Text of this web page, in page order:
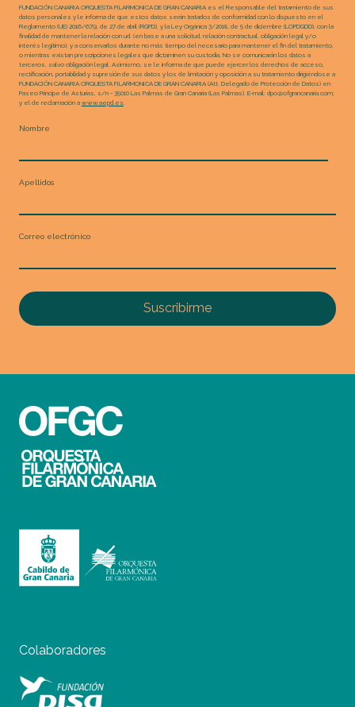
FUNDACIÓN CANARIA ORQUESTA FILARMONICA DE GRAN CANARIA es el Responsable del tratamiento de sus
datos personales y le informa de que estos datos serán tratados de conformidad con lo dispuesto en el
Reglamento (UE) 2016/679, de 27 de abril (RGPD), y la Ley Orgánica 3/2018, de 5 de diciembre (LOPDGDD), con la
finalidad de mantener la relación con ud. (en base a una solicitud, relación contractual, obligación legal y/o
interés legítimo); y a conservarlos durante no más tiempo del necesario para mantener el fin del tratamiento,
o mientras existan prescripciones legales que dictaminen su custodia. No se comunicarán los datos a
terceros, salvo obligación legal. Asimismo, se le informa de que puede ejercer los derechos de acceso,
rectificación, portabilidad y supresión de sus datos y los de limitación y oposición a su tratamiento dirigiéndose a
FUNDACIÓN CANARIA ORQUESTA FILARMONICA DE GRAN CANARIA (Att. Delegado de Protección de Datos) en
Paseo Príncipe de Asturias, s/n - 35010 Las Palmas de Gran Canaria (Las Palmas). E-mail: dpo@ofgrancanaria.com;
y el de reclamación a www.aepd.es
Nombre
Apellidos
Correo electrónico
Suscribirme
Colaboradores